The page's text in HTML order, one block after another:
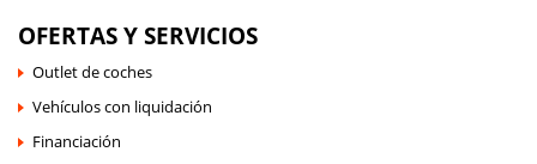
OFERTAS Y SERVICIOS
Outlet de coches
Vehículos con liquidación
Financiación